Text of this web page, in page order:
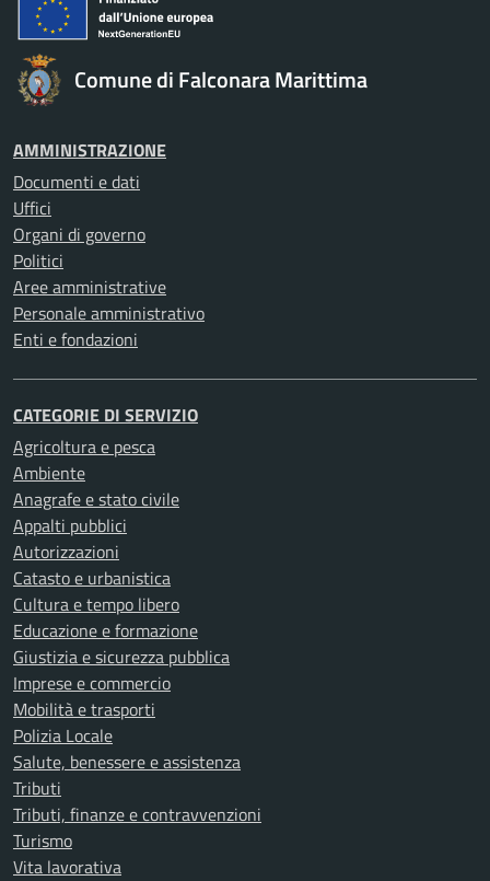
Comune di Falconara Marittima
AMMINISTRAZIONE
Documenti e dati
Uffici
Organi di governo
Politici
Aree amministrative
Personale amministrativo
Enti e fondazioni
CATEGORIE DI SERVIZIO
Agricoltura e pesca
Ambiente
Anagrafe e stato civile
Appalti pubblici
Autorizzazioni
Catasto e urbanistica
Cultura e tempo libero
Educazione e formazione
Giustizia e sicurezza pubblica
Imprese e commercio
Mobilità e trasporti
Polizia Locale
Salute, benessere e assistenza
Tributi
Tributi, finanze e contravvenzioni
Turismo
Vita lavorativa